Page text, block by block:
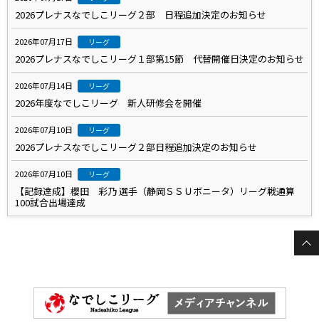
2026プレナスなでしこリーグ２部 日程追加決定のお知らせ
2026年07月17日 リーグ
2026プレナスなでしこリーグ１部第15節 代替開催日決定のお知らせ
2026年07月14日 リーグ
2026年度なでしこリーグ 新人研修会を開催
2026年07月10日 リーグ
2026プレナスなでしこリーグ２部日程追加決定のお知らせ
2026年07月10日 リーグ
【記録達成】櫻田 彩乃 選手（静岡ＳＳＵボニータ）リーグ戦通算
100試合出場達成